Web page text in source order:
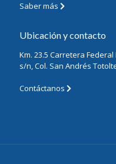
Saber más
Ubicación y contacto
Km. 23.5 Carretera
s/n, Col. San Andrés
Contáctanos